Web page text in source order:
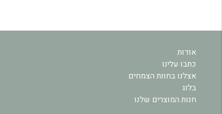
אודות
כתבו עלינו
אצלנו בחוות הצמחים
בלוג
חנות המוצרים שלנו